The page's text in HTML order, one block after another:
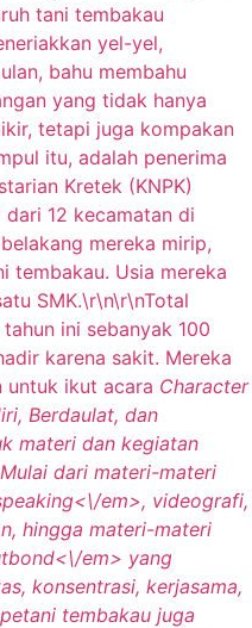
tani tembakau
yel-yel,
bahu membahu
yang tidak hanya
tetapi juga kompakan
itu, adalah penerima
Kretek (KNPK)
12 kecamatan di
mereka mirip,
tembakau. Usia mereka
SMK.\r\n\r\nTotal
ini sebanyak 100
karena sakit. Mereka
untuk ikut acara Character
Berdaulat, dan
materi dan kegiatan
dari materi-materi
em>, videografi,
hingga materi-materi
em> yang
konsentrasi, kerjasama,
tembakau juga